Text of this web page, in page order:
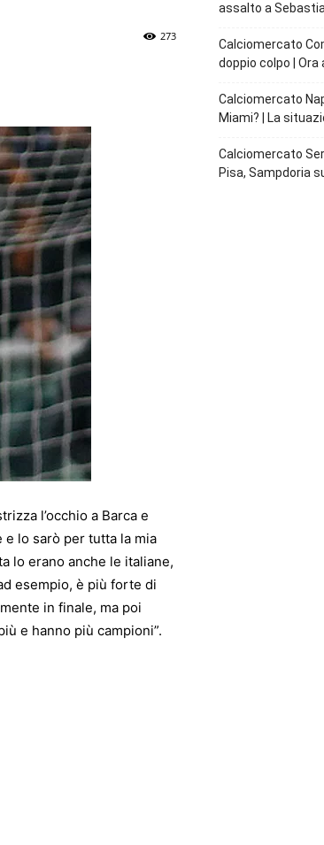
273
l’occhio a Barca e
e lo sarò per tutta la mia
lo erano anche le italiane,
esempio, è più forte di
in finale, ma poi
e hanno più campioni”.
assalto a
Calciomercato
doppio colpo | Ora
Calciomercato
Miami? | La
Calciomercato
Pisa, Sampdoria